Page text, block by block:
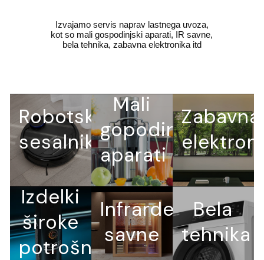
Izvajamo servis naprav lastnega uvoza,
kot so mali gospodinjski aparati, IR savne,
bela tehnika, zabavna elektronika itd
Robotski
sesalniki
Mali
gopodinjski
aparati
Zabavna
Izdelki
široke
potrošnje
Infrardeče
savne
Bela
tehnika